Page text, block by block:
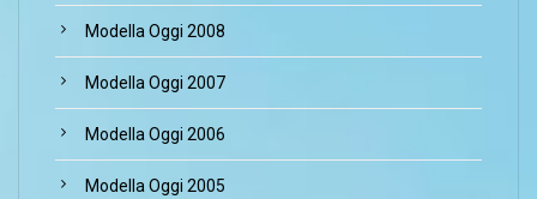
Modella Oggi 2008
Modella Oggi 2007
Modella Oggi 2006
Modella Oggi 2005